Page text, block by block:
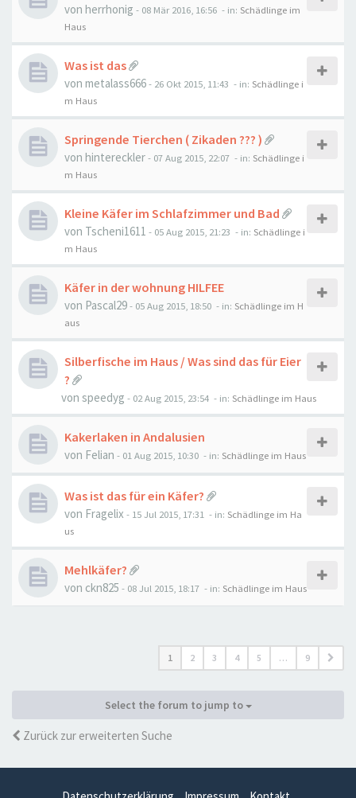
von herrhonig - 08 Mär 2016, 16:56 - in: Schädlinge im
Haus
Was ist das
von metalass666- 26 Okt 2015, 11:43 - in: Schädlinge i
m Haus
Springende Tierchen ( Zikaden ??? )
von hintereckler- 07 Aug 2015, 22:07 - in: Schädlinge i
m Haus
Kleine Käfer im Schlafzimmer und Bad
von Tscheni1611 - 05 Aug 2015, 21:23 - in: Schädlinge i
m Haus
Käfer in der wohnung HILFEE
von Pascal29- 05 Aug 2015, 18:50 - in: Schädlinge im H
aus
Silberfische im Haus / Was sind das für Eier
?
von speedyg - 02 Aug 2015, 23:54 - in: Schädlinge im Haus
Kakerlaken in Andalusien
von Felian - 01 Aug 2015, 10:30 - in: Schädlinge im Haus
Was ist das für ein Käfer?
von Fragelix - 15 Jul 2015, 17:31 - in: Schädlinge im Ha
us
Mehlkäfer?
von ckn825 - 08 Jul 2015, 18:17 - in: Schädlinge im Haus
1 2 3 4 5 … 9
Select the forum to jump to
Zurück zur erweiterten Suche